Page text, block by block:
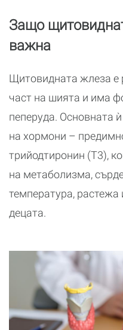
Защо
важна
Щитовидната жлеза е
част на шията и има
пеперуда. Основната
на хормони –
трийодтиронин (T3),
на метаболизма,
температура, растежа
децата.